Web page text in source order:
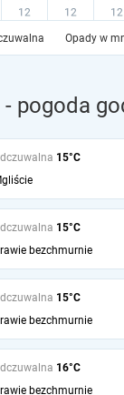
Opady w
- pogoda
15°C
15°C
bezchmurnie
15°C
bezchmurnie
16°C
bezchmurnie